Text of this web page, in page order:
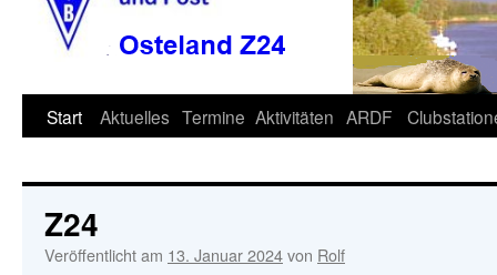
Start Aktuelles Termine Aktivitäten ARDF
Z24
Veröffentlicht am 13. Januar 2024von Rolf